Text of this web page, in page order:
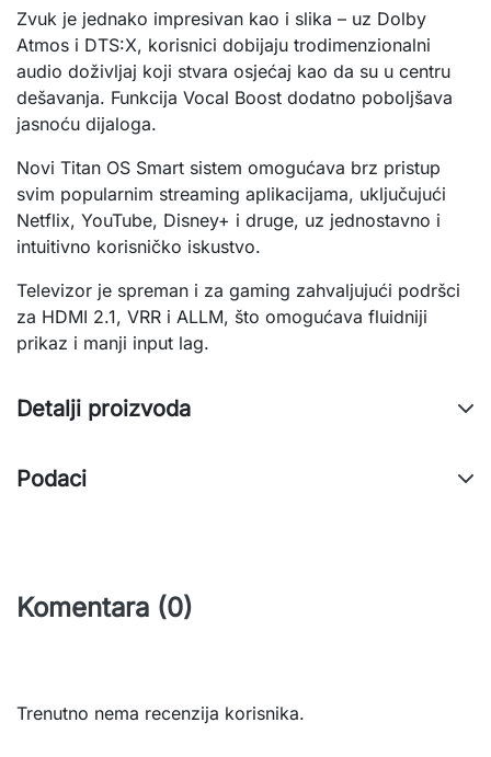
Zvuk je jednako impresivan kao i slika – uz Dolby
Atmos i DTS:X, korisnici dobijaju trodimenzionalni
audio doživljaj koji stvara osjećaj kao da su u centru
dešavanja. Funkcija Vocal Boost dodatno poboljšava
jasnoću dijaloga.
Novi Titan OS Smart sistem omogućava brz pristup
svim popularnim streaming aplikacijama, uključujući
Netflix, YouTube, Disney+ i druge, uz jednostavno i
intuitivno korisničko iskustvo.
Televizor je spreman i za gaming zahvaljujući podršci
za HDMI 2.1, VRR i ALLM, što omogućava fluidniji
prikaz i manji input lag.
Detalji proizvoda
Podaci
Komentara (0)
Trenutno nema recenzija korisnika.